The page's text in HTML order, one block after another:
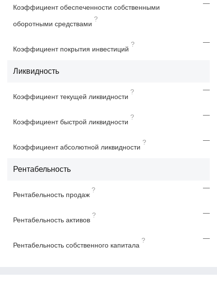
Коэффициент обеспеченности собственными
оборотными средствами
?
—
Коэффициент покрытия инвестиций
? —
Ликвидность
Коэффициент текущей ликвидности
? —
Коэффициент быстрой ликвидности
? —
Коэффициент абсолютной ликвидности
? —
Рентабельность
Рентабельность продаж
? —
Рентабельность активов
? —
Рентабельность собственного капитала
? —